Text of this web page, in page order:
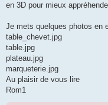
en 3D pour mieux
Je mets quelques photos en
table_chevet.jpg
table.jpg
plateau.jpg
marqueterie.jpg
Au plaisir de vous lire
Rom1